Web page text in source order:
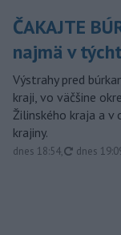
ČAKAJTE
najmä v
Výstrahy pred
kraji, vo väčšine
Žilinského kraja a v
krajiny.
dnes 18:54, dnes